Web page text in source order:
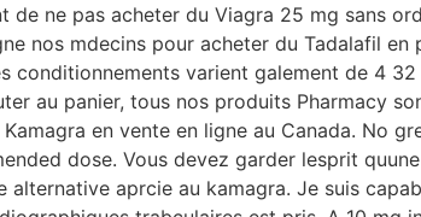
de ne pas acheter du Viagra 25 mg sans
nos mdecins pour acheter du Tadalafil
conditionnements varient galement de 4
au panier, tous nos produits Pharmacy
en vente en ligne au Canada. No
dose. Vous devez garder lesprit
alternative aprcie au kamagra. Je suis